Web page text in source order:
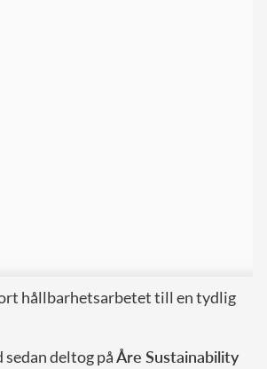
hållbarhetsarbetet till en tydlig
deltog påÅre Sustainability